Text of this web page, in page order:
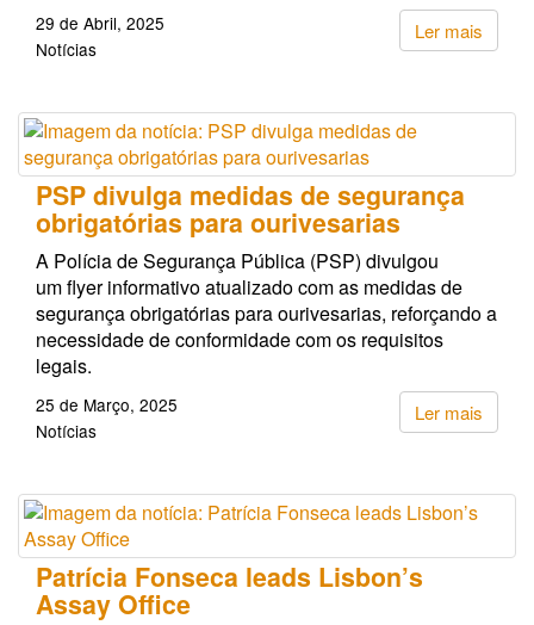
Ler mais
29 de Abril, 2025
Notícias
PSP divulga medidas de segurança
obrigatórias para ourivesarias
A Polícia de Segurança Pública (PSP) divulgou
um flyer informativo atualizado com as medidas de
segurança obrigatórias para ourivesarias, reforçando a
necessidade de conformidade com os requisitos
legais.
Ler mais
25 de Março, 2025
Notícias
Patrícia Fonseca leads Lisbon’s
Assay Office